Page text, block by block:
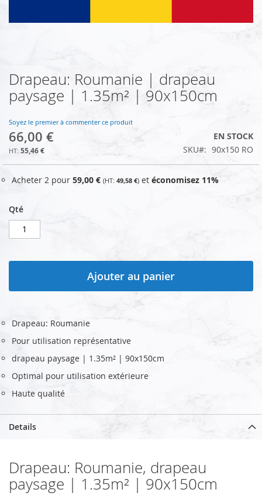
Skip
to
the
of
the
images
gallery
Drapeau: Roumanie | drapeau
paysage | 1.35m² | 90x150cm
Soyez le premier à commenter ce produit
66,00 €
55,46 €
EN STOCK
SKU
90x150 RO
Acheter 2 pour 59,00 € 49,58 € et économisez 11%
Qté
Ajouter au panier
Drapeau: Roumanie
Pour utilisation représentative
drapeau paysage | 1.35m² | 90x150cm
Optimal pour utilisation extérieure
Haute qualité
Details
Drapeau: Roumanie, drapeau
paysage | 1.35m² | 90x150cm